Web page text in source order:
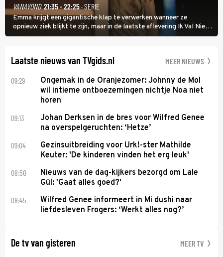
VANAVOND 21:35 - 22:25· SERIE
Emma krijgt een gigantische klap te verwerken wanneer ze
opnieuw ziek blijkt te zijn, maar in de laatste aflevering Ik Val Niet,
Ik Dans laat ze zien dat ze niet van plan is op te geven, zelfs als ze
Laatste nieuws van TVgids.nl MEER NIEUWS
09:29
Ongemak in de Oranjezomer: Johnny de Mol
wil intieme ontboezemingen nichtje Noa niet
horen
09:13
Johan Derksen in de bres voor Wilfred Genee
na overspelgeruchten: ‘Hetze’
09:04
Gezinsuitbreiding voor Urk!-ster Mathilde
Keuter: 'De kinderen vinden het erg leuk'
08:50
Nieuws van de dag-kijkers bezorgd om Lale
Gül: 'Gaat alles goed?'
08:45
Wilfred Genee informeert in Mi dushi naar
liefdesleven Frogers: ‘Werkt alles nog?’
De tv van gisteren MEER TV